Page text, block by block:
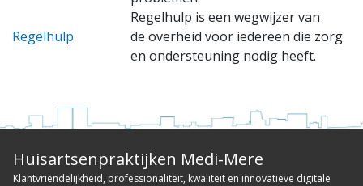
Regelhulp
Regelhulp is een wegwijzer van
de overheid voor iedereen die zorg
en ondersteuning nodig heeft.
Huisartsenpraktijken Medi-Mere
Klantvriendelijkheid, professionaliteit, kwaliteit en innovatieve digitale